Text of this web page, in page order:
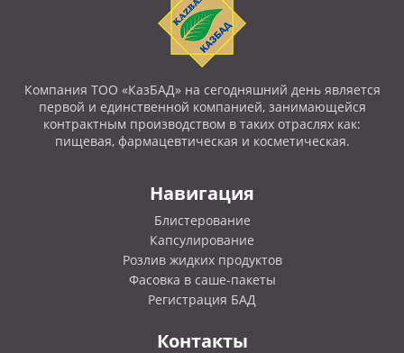
Компания ТОО «КазБАД» на сегодняшний день является
первой и единственной компанией, занимающейся
контрактным производством в таких отраслях как:
пищевая, фармацевтическая и косметическая.
Навигация
Блистерование
Капсулирование
Розлив жидких продуктов
Фасовка в саше-пакеты
Регистрация БАД
Контакты